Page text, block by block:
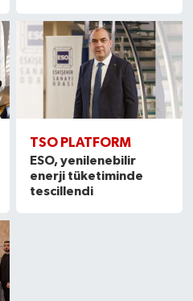
TSO PLATFORM
ESO, yenilenebilir
enerji tüketiminde
tescillendi